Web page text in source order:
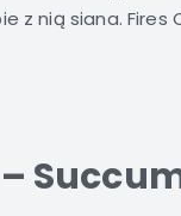
z nią siana. Fires